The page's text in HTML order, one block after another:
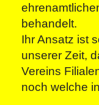
behandelt.
Ihr Ansatz ist
unserer Zeit,
Vereins
noch welche